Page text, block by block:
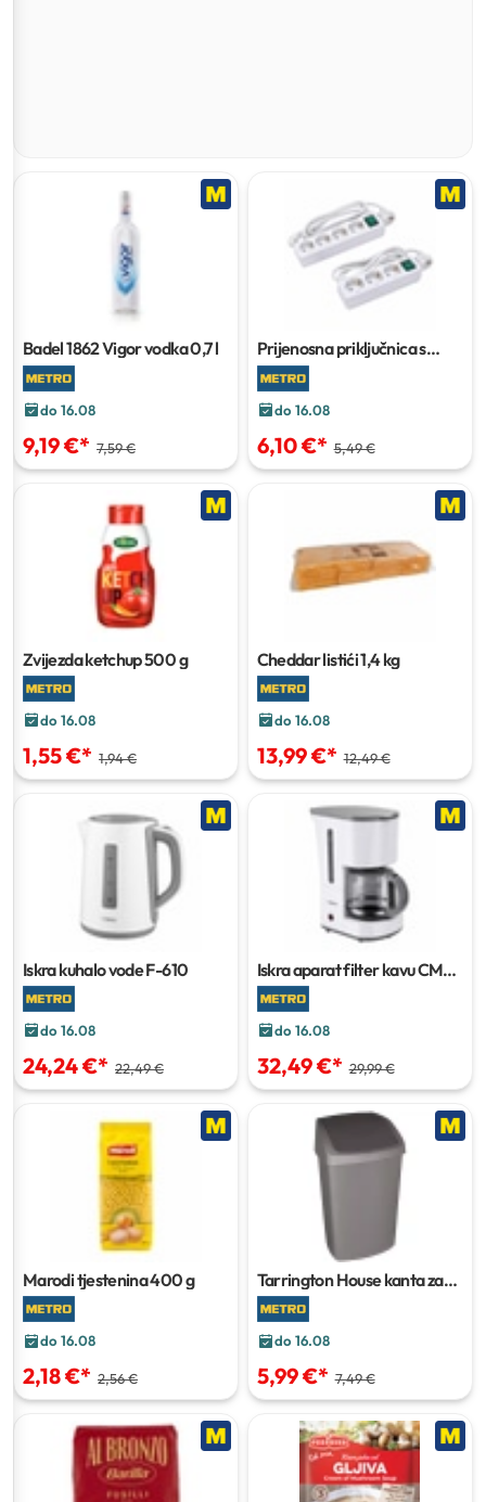
Badel 1862 Vigor vodka0,7 l
do 16.08
9,19 €* 7,59 €
Prijenosna priključnica s
prekidačem
do 16.08
6,10 €* 5,49 €
Zvijezda ketchup500 g
do 16.08
1,55 €* 1,94 €
Cheddar listići1,4 kg
do 16.08
13,99 €* 12,49 €
Iskra kuhalo vode F-610
do 16.08
24,24 €* 22,49 €
Iskra aparat filter kavu CM-
910
do 16.08
32,49 €* 29,99 €
Marodi tjestenina400 g
do 16.08
2,18 €* 2,56 €
Tarrington House kanta za
smeće25 l
do 16.08
5,99 €* 7,49 €